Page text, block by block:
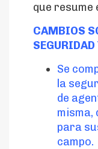
que
CAMBIOS
Se
la
de
misma,
para
campo.